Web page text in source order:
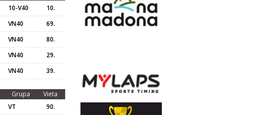
10-V40
10.
VN40
69.
VN40
80.
VN40
29.
VN40 39.
Grupa
Vieta
VT
90.